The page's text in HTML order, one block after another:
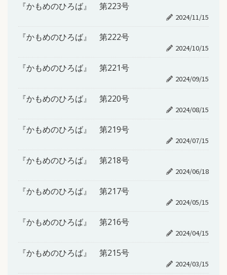
『かもめのひろば』 第223号
2024/11/15
『かもめのひろば』 第222号
2024/10/15
『かもめのひろば』 第221号
2024/09/15
『かもめのひろば』 第220号
2024/08/15
『かもめのひろば』 第219号
2024/07/15
『かもめのひろば』 第218号
2024/06/18
『かもめのひろば』 第217号
2024/05/15
『かもめのひろば』 第216号
2024/04/15
『かもめのひろば』 第215号
2024/03/15